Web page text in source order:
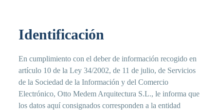
Identificación
En cumplimiento con el deber de información recogido en
artículo 10 de la Ley 34/2002, de 11 de julio, de Servicios
de la Sociedad de la Información y del Comercio
Electrónico, Otto Medem Arquitectura S.L., le informa que
los datos aquí consignados corresponden a la entidad